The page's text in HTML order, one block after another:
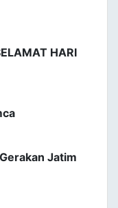
HARI
Jatim